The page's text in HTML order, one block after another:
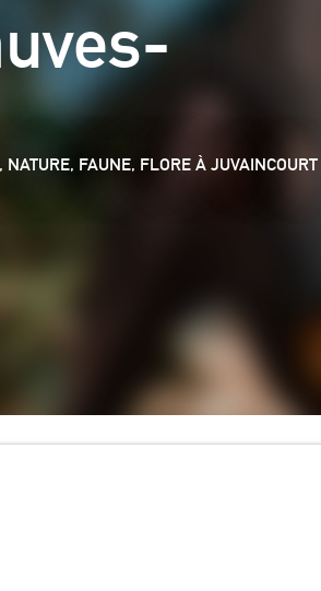
NATURE, FAUNE, FLORE À JUVAINCOURT